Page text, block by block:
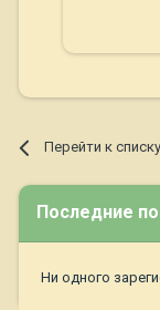
Перейти к
Последние
Ни одного